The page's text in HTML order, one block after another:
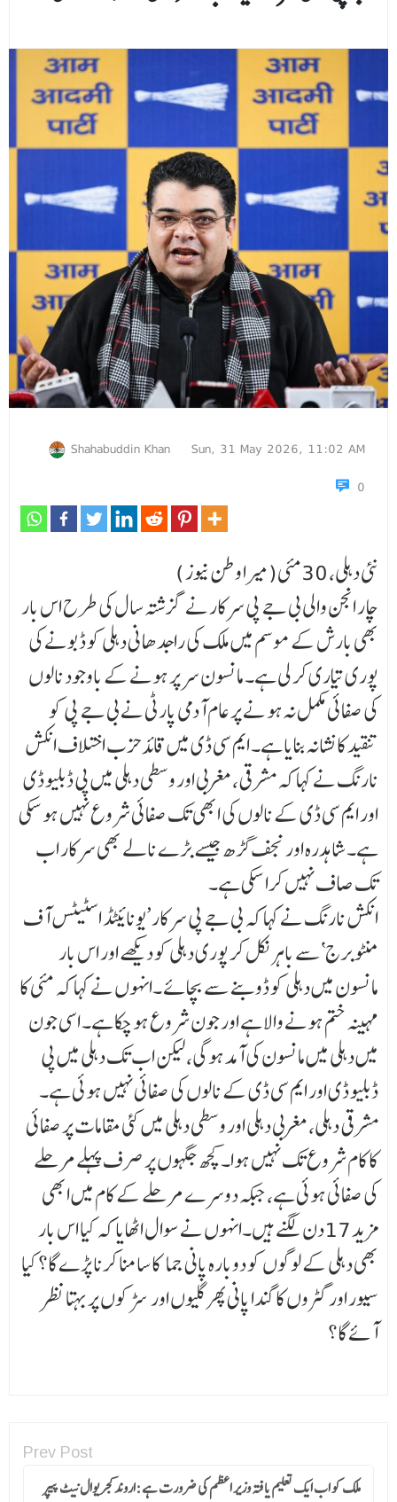
Shahabuddin Khan
Sun, 31 May 2026, 11:02 AM
0
نئی دہلی، 30مئی(میرا وطن نیوز )
چار انجن والی بی جے پی سرکار نے گزشتہ سال کی طرح اس بار
بھی بارش کے موسم میں ملک کی راجد ھا نی دہلی کو ڈبونے کی
پوری تیاری کر لی ہے۔ مانسون سر پر ہونے کے باوجود نالوں
کی صفائی مکمل نہ ہو نے پر عام آدمی پارٹی نے بی جے پی کو
تنقید کا نشانہ بنایا ہے۔ ایم سی ڈی میں قائد حزب اختلاف انکش
نارنگ نے کہا کہ مشرقی، مغربی اور وسطی دہلی میں پی ڈبلیو ڈی
اور ایم سی ڈی کے نالوں کی ابھی تک صفائی شروع نہیں ہو سکی
ہے۔ شاہدرہ اور نجف گڑھ جیسے بڑے نالے بھی سرکار اب
تک صاف نہیں کرا سکی ہے۔
انکش نارنگ نے کہا کہ بی جے پی سرکار’یونائیٹڈ اسٹیٹس آف
منٹو برج‘سے باہر نکل کر پوری دہلی کو دیکھے اور اس بار
مانسون میں دہلی کو ڈوبنے سے بچائے ۔انہوں نے کہا کہ مئی کا
مہینہ ختم ہونے والا ہے اور جون شروع ہو چکا ہے۔ اسی جون
میں دہلی میں مانسون کی آمد ہوگی، لیکن اب تک دہلی میں پی
ڈبلیو ڈی اور ایم سی ڈی کے نالوں کی صفائی نہیں ہوئی ہے۔
مشرقی دہلی، مغربی دہلی اور وسطی دہلی میں کئی مقامات پر صفائی
کا کام شروع تک نہیں ہوا۔ کچھ جگہوں پر صرف پہلے مرحلے
کی صفائی ہوئی ہے، جبکہ دوسرے مرحلے کے کام میں ابھی
مزید 17دن لگنے ہیں۔انہوں نے سوال اٹھایا کہ کیا اس بار
بھی دہلی کے لوگوں کو دوبارہ پانی جما ¶ کا سامنا کرنا پڑے گا؟ کیا
سیور اور گٹروں کا گندا پانی پھر گلیوں اور سڑکوں پر بہتا نظر
آئے گا؟
Prev Post
ملک کو اب ایک تعلیم یافتہ وزیر اعظم کی ضرورت ہے :اروند کجریوال نیٹ پیپر